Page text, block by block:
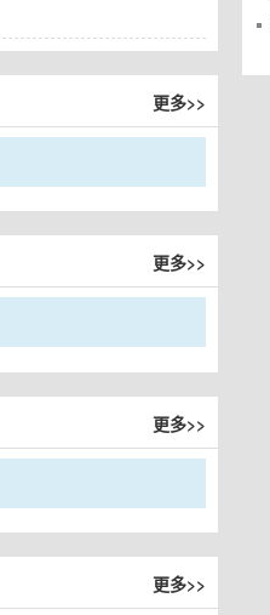
更多>>
更多>>
更多>>
更多>>